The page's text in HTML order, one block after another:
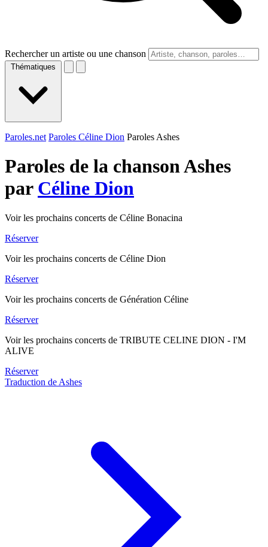
Rechercher un artiste ou une chanson
Thématiques
Paroles.net Paroles Céline Dion Paroles Ashes
Paroles de la chanson Ashes
par Céline Dion
Voir les prochains concerts de Céline Bonacina
Réserver
Voir les prochains concerts de Céline Dion
Réserver
Voir les prochains concerts de Génération Céline
Réserver
Voir les prochains concerts de TRIBUTE CELINE DION - I'M
ALIVE
Réserver
Traduction de Ashes